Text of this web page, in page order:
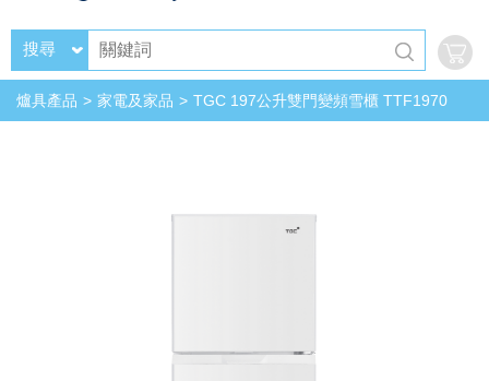
搜尋
爐具產品 家電及家品 TGC 197公升雙門變頻雪櫃 TTF1970